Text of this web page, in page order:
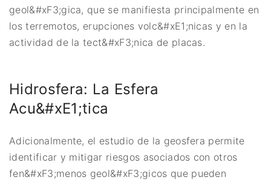
geol&#xF3;gica, que se manifiesta principalmente en
los terremotos, erupciones volc&#xE1;nicas y en la
actividad de la tect&#xF3;nica de placas.
Hidrosfera: La Esfera
Acu&#xE1;tica
Adicionalmente, el estudio de la geosfera permite
identificar y mitigar riesgos asociados con otros
fen&#xF3;menos geol&#xF3;gicos que pueden